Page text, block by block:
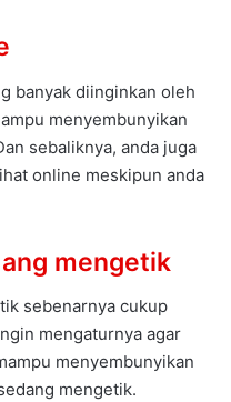
banyak diinginkan oleh
menyembunyikan
sebaliknya, anda juga
online meskipun anda
mengetik
sebenarnya cukup
mengaturnya agar
menyembunyikan
mengetik.